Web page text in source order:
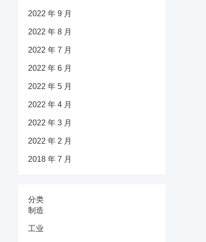
2022 年 9 月
2022 年 8 月
2022 年 7 月
2022 年 6 月
2022 年 5 月
2022 年 4 月
2022 年 3 月
2022 年 2 月
2018 年 7 月
分类
制造
工业